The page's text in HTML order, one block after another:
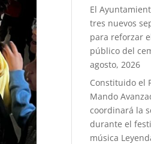
El
tres nuevos
para reforzar
público del
agosto, 2026
Constituido el
Mando
coordinará la
durante el
música